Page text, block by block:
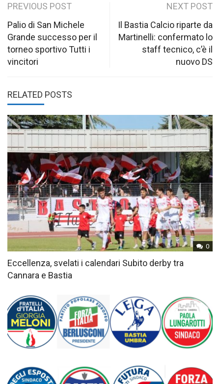
Post
navigation
PREVIOUS POST
Palio di San Michele
Grande successo per il
torneo sportivo Tutti i
vincitori
NEXT POST
Il Bastia Calcio riparte da
Martinelli: confermato lo
staff tecnico, c’è il
nuovo DS
RELATED POSTS
0
Eccellenza, svelati i calendari Subito derby tra
Cannara e Bastia